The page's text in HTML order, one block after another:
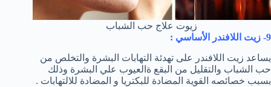
زيوت علاج حب الشباب
9- زيت اللافندر الأساسي :
يساعد زيت اللافندر على تهدئة التهابات البشرة والتخلص من
حب الشباب والتقليل من البقع ةالعيوب علي البشرة وذلك
بسبب خصائصه القوية المضادة للبكتريا و المضادة للالتهابات .